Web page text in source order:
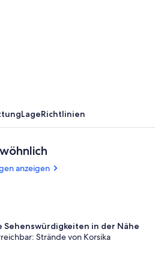
LageRichtlinien
anzeigen
Sehenswürdigkeiten in der Nähe
Strände von Korsika